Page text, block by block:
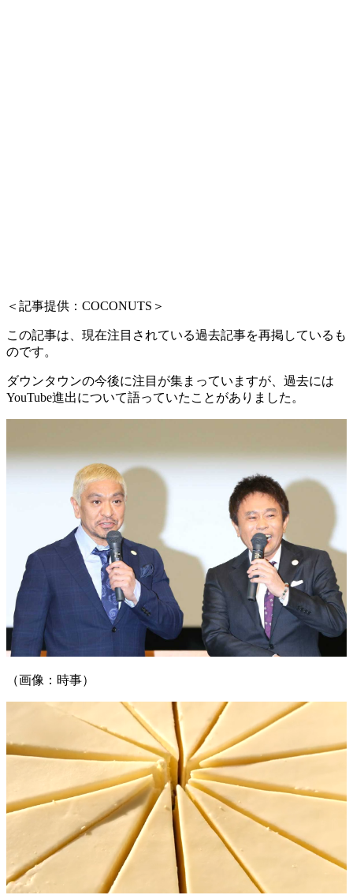
＜記事提供：COCONUTS＞
この記事は、現在注目されている過去記事を再掲しているも
のです。
ダウンタウンの今後に注目が集まっていますが、過去には
YouTube進出について語っていたことがありました。
（画像：時事）